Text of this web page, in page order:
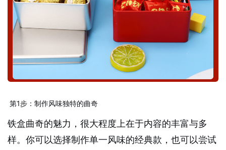
第1步：制作风味独特的曲奇
铁盒曲奇的魅力，很大程度上在于内容的丰富与多
样。你可以选择制作单一风味的经典款，也可以尝试